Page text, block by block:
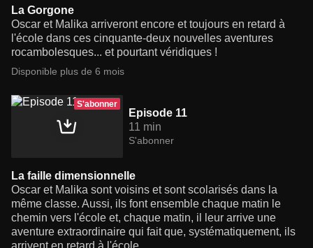
La Gorgone
Oscar et Malika arriveront encore et toujours en retard à
l'école dans ces cinquante-deux nouvelles aventures
rocambolesques... et pourtant véridiques !
Disponible plus de 6 mois
S'abonner
Episode 11
11 min
S'abonner
La faille dimensionnelle
Oscar et Malika sont voisins et sont scolarisés dans la
même classe. Aussi, ils font ensemble chaque matin le
chemin vers l'école et, chaque matin, il leur arrive une
aventure extraordinaire qui fait que, systématiquement, ils
arrivent en retard à l'école.